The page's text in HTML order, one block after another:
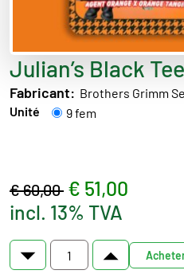
Julian’s Black
Fabricant: Brothers Grimm
Unité
9 fem
€ 60,00 € 51,00
incl. 13% TVA